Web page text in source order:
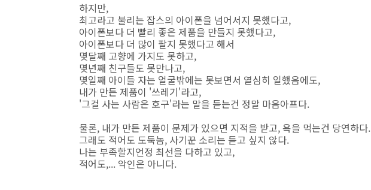
하지만,
최고라고 불리는 잡스의 아이폰을 넘어서지 못했다고,
아이폰보다 더 빨리 좋은 제품을 만들지 못했다고,
아이폰보다 더 많이 팔지 못했다고 해서
몇달째 고향에 가지도 못하고,
몇년째 친구들도 못만나고,
몇일째 아이들 자는 얼굴밖에는 못보면서 열심히 일했음에도,
내가 만든 제품이 '쓰레기'라고,
'그걸 사는 사람은 호구'라는 말을 듣는건 정말 마음아프다.
물론, 내가 만든 제품이 문제가 있으면 지적을 받고, 욕을 먹는건 당연하다.
그래도 적어도 도둑놈, 사기꾼 소리는 듣고 싶지 않다.
나는 부족할지언정 최선을 다하고 있고,
적어도,... 악인은 아니다.